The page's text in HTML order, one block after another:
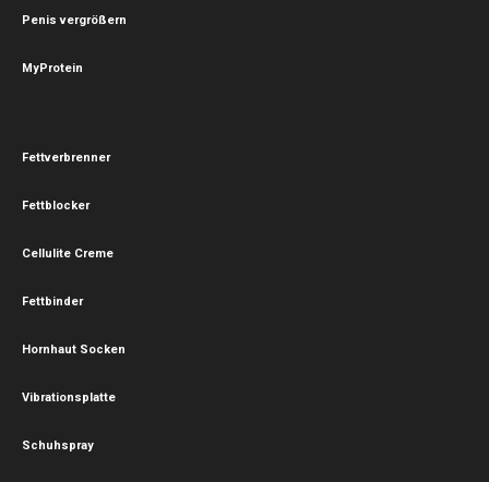
Penis vergrößern
MyProtein
Fettverbrenner
Fettblocker
Cellulite Creme
Fettbinder
Hornhaut Socken
Vibrationsplatte
Schuhspray